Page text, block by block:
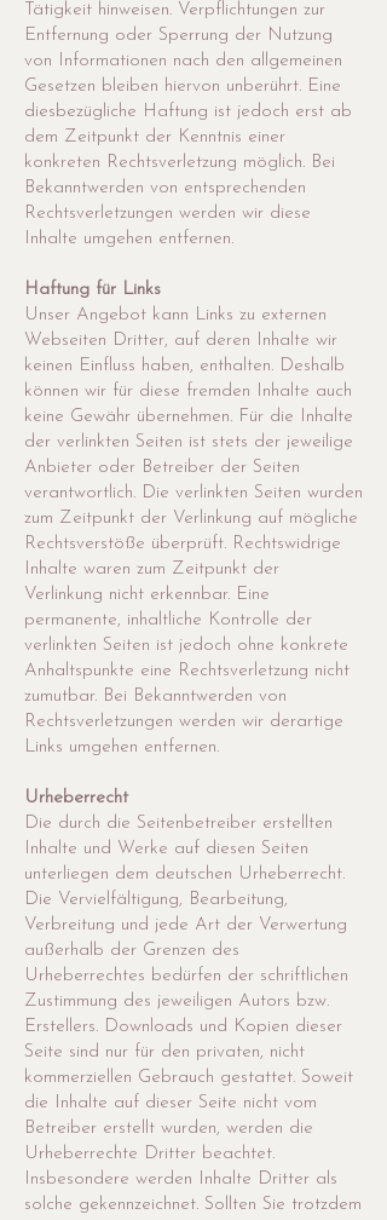
Tätigkeit hinweisen. Verpflichtungen zur
Entfernung oder Sperrung der Nutzung
von Informationen nach den allgemeinen
Gesetzen bleiben hiervon unberührt. Eine
diesbezügliche Haftung ist jedoch erst ab
dem Zeitpunkt der Kenntnis einer
konkreten Rechtsverletzung möglich. Bei
Bekanntwerden von entsprechenden
Rechtsverletzungen werden wir diese
Inhalte umgehen entfernen.
Haftung für Links
Unser Angebot kann Links zu externen
Webseiten Dritter, auf deren Inhalte wir
keinen Einfluss haben, enthalten. Deshalb
können wir für diese fremden Inhalte auch
keine Gewähr übernehmen. Für die Inhalte
der verlinkten Seiten ist stets der jeweilige
Anbieter oder Betreiber der Seiten
verantwortlich. Die verlinkten Seiten wurden
zum Zeitpunkt der Verlinkung auf mögliche
Rechtsverstöße überprüft. Rechtswidrige
Inhalte waren zum Zeitpunkt der
Verlinkung nicht erkennbar. Eine
permanente, inhaltliche Kontrolle der
verlinkten Seiten ist jedoch ohne konkrete
Anhaltspunkte eine Rechtsverletzung nicht
zumutbar. Bei Bekanntwerden von
Rechtsverletzungen werden wir derartige
Links umgehen entfernen.
Urheberrecht
Die durch die Seitenbetreiber erstellten
Inhalte und Werke auf diesen Seiten
unterliegen dem deutschen Urheberrecht.
Die Vervielfältigung, Bearbeitung,
Verbreitung und jede Art der Verwertung
außerhalb der Grenzen des
Urheberrechtes bedürfen der schriftlichen
Zustimmung des jeweiligen Autors bzw.
Erstellers. Downloads und Kopien dieser
Seite sind nur für den privaten, nicht
kommerziellen Gebrauch gestattet. Soweit
die Inhalte auf dieser Seite nicht vom
Betreiber erstellt wurden, werden die
Urheberrechte Dritter beachtet.
Insbesondere werden Inhalte Dritter als
solche gekennzeichnet. Sollten Sie trotzdem